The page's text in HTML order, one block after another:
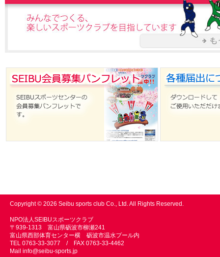
Copyright © 2026 Seibu sports club Co., Ltd. All Rights Reserved.
NPO法人SEIBUスポーツクラブ
〒939-1313 富山県砺波市柳瀬241
富山県西部体育センター横 砺波市温水プール内
TEL 0763-33-3077 / FAX 0763-33-4462
Mail info@seibu-sports.jp